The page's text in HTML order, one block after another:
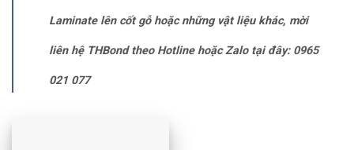
Laminate lên cốt gỗ hoặc những vật liệu khác, mời
liên hệ THBond theo Hotline hoặc Zalo tại đây: 0965
021 077